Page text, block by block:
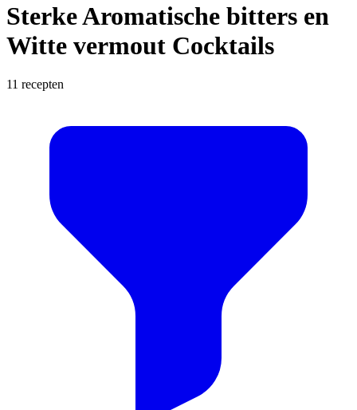
Sterke Aromatische bitters en
Witte vermout Cocktails
11 recepten